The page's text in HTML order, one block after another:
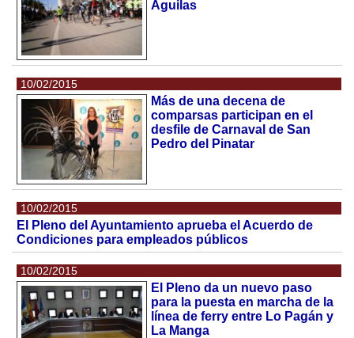
Águilas
10/02/2015
Más de una decena de
comparsas participan en el
desfile de Carnaval de San
Pedro del Pinatar
10/02/2015
El Pleno del Ayuntamiento aprueba el Acuerdo de
Condiciones para empleados públicos
10/02/2015
El Pleno da un nuevo paso
para la puesta en marcha de la
línea de ferry entre Lo Pagán y
La Manga